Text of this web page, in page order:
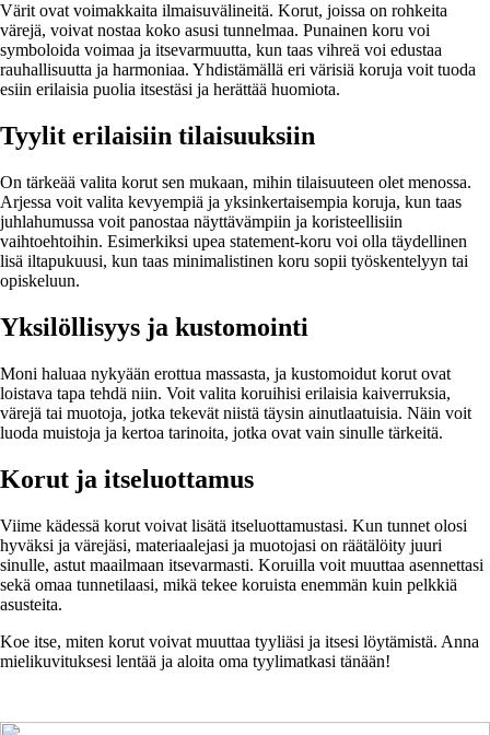
Värit ovat voimakkaita ilmaisuvälineitä. Korut, joissa on rohkeita
värejä, voivat nostaa koko asusi tunnelmaa. Punainen koru voi
symboloida voimaa ja itsevarmuutta, kun taas vihreä voi edustaa
rauhallisuutta ja harmoniaa. Yhdistämällä eri värisiä koruja voit tuoda
esiin erilaisia puolia itsestäsi ja herättää huomiota.
Tyylit erilaisiin tilaisuuksiin
On tärkeää valita korut sen mukaan, mihin tilaisuuteen olet menossa.
Arjessa voit valita kevyempiä ja yksinkertaisempia koruja, kun taas
juhlahumussa voit panostaa näyttävämpiin ja koristeellisiin
vaihtoehtoihin. Esimerkiksi upea statement-koru voi olla täydellinen
lisä iltapukuusi, kun taas minimalistinen koru sopii työskentelyyn tai
opiskeluun.
Yksilöllisyys ja kustomointi
Moni haluaa nykyään erottua massasta, ja kustomoidut korut ovat
loistava tapa tehdä niin. Voit valita koruihisi erilaisia kaiverruksia,
värejä tai muotoja, jotka tekevät niistä täysin ainutlaatuisia. Näin voit
luoda muistoja ja kertoa tarinoita, jotka ovat vain sinulle tärkeitä.
Korut ja itseluottamus
Viime kädessä korut voivat lisätä itseluottamustasi. Kun tunnet olosi
hyväksi ja värejäsi, materiaalejasi ja muotojasi on räätälöity juuri
sinulle, astut maailmaan itsevarmasti. Koruilla voit muuttaa asennettasi
sekä omaa tunnetilaasi, mikä tekee koruista enemmän kuin pelkkiä
asusteita.
Koe itse, miten korut voivat muuttaa tyyliäsi ja itsesi löytämistä. Anna
mielikuvituksesi lentää ja aloita oma tyylimatkasi tänään!